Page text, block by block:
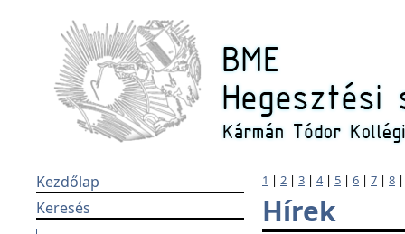
Kezdőlap
Keresés
1 | 2 | 3 | 4| 5 | 6 | 7 | 8
Hírek